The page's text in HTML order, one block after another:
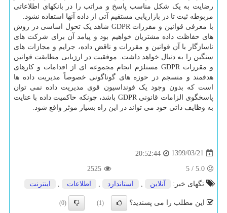
رضایت به یک شکل مناسب پاسخ و مراتب را در بانکهای اطلاعاتی
مربوطه ثبت تا در بازاریابی مستقیم آتی از داده آنها استفاده نشود.
با معرفی قوانین و مقررات GDPR شاهد یک تحول اساسی در روش
های حفاظت داده مشتریان خواهیم بود و پیامد آن برای شرکت های
ناسازگار با آن قوانین و مقررات و ناقض داده، جرایم و مجازات های
سنگین را به دنبال خواهد داشت. موفقیت در ارزیابی مطابقت قوانین
و مقررات GDPR مستلزم انجام مجموعه ای از اقدامات و کارهای
هدفمند و منسجم در حوزه های گوناگونی خصوصاً مدیریت داده ها
است که بدون وجود یک فونداسیون قوی مدیریت داده نمی توان
پاسخگوی الزامات قانونی GDPR باشد، چونکه حاکمیت داده با عنایت
به وظایف ذاتی خود می تواند در این راه بسیار موثر واقع شود.
1399/03/21
20:52:44
5.0
/
5
2525
تگهای خبر:
آنلاین استاندارد اطلاعات اینترنت
این مطلب را می پسندید؟ (1)
(0)